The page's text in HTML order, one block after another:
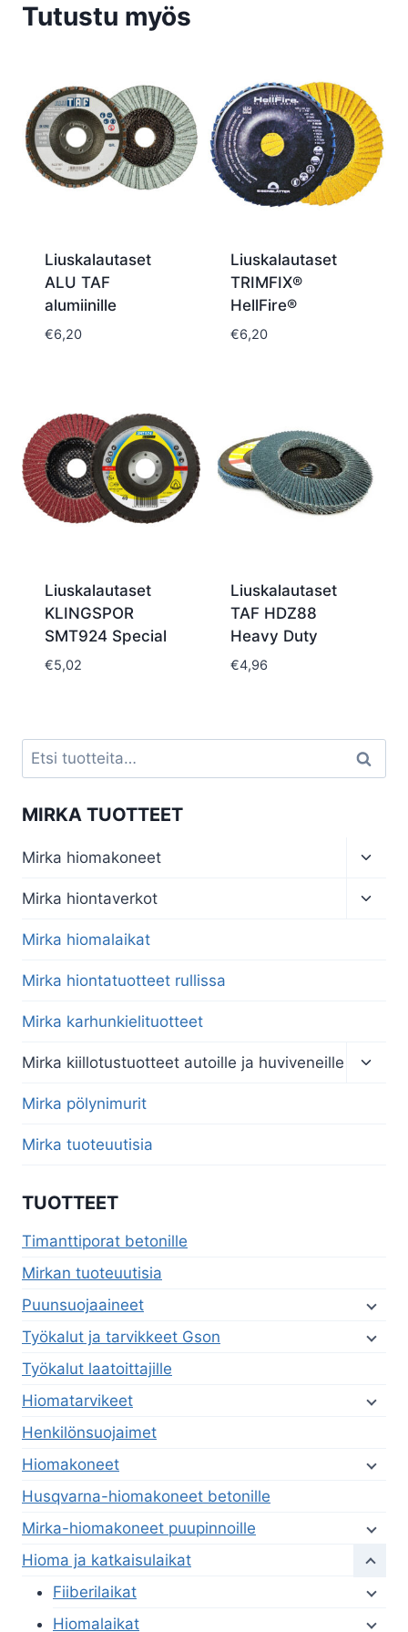
Tutustu myös
Liuskalautaset
ALU TAF
alumiinille
€6,20
Liuskalautaset
TRIMFIX®
HellFire®
€6,20
Liuskalautaset
KLINGSPOR
SMT924 Special
€5,02
Liuskalautaset
TAF HDZ88
Heavy Duty
€4,96
Etsi: Haku
MIRKA TUOTTEET
Mirka hiomakoneet
menu
Mirka hiontaverkot
Mirka hiomalaikat
Mirka hiontatuotteet rullissa
Mirka karhunkielituotteet
Mirka kiillotustuotteet autoille ja huviveneille
Mirka pölynimurit
Mirka tuoteuutisia
TUOTTEET
Timanttiporat betonille
Mirkan tuoteuutisia
Puunsuojaaineet
Työkalut ja tarvikkeet Gson
Työkalut laatoittajille
Hiomatarvikeet
Henkilönsuojaimet
Hiomakoneet
Husqvarna-hiomakoneet betonille
Mirka-hiomakoneet puupinnoille
Hioma ja katkaisulaikat
Fiiberilaikat
Hiomalaikat